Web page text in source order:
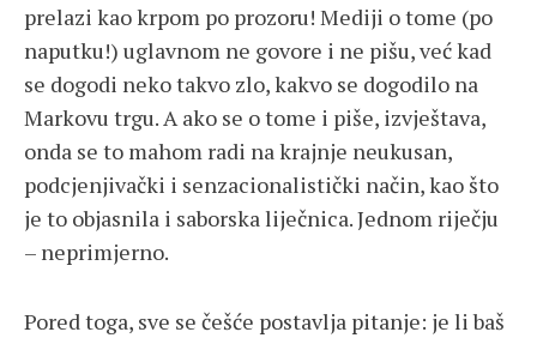
prelazi kao krpom po prozoru! Mediji o tome (po
naputku!) uglavnom ne govore i ne pišu, već kad
se dogodi neko takvo zlo, kakvo se dogodilo na
Markovu trgu. A ako se o tome i piše, izvještava,
onda se to mahom radi na krajnje neukusan,
podcjenjivački i senzacionalistički način, kao što
je to objasnila i saborska liječnica. Jednom riječju
– neprimjerno.
Pored toga, sve se češće postavlja pitanje: je li baš